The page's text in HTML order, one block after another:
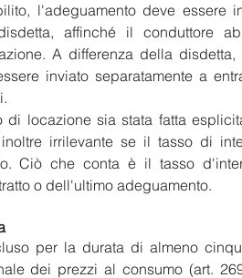
l'adeguamento deve essere
affinché il conduttore
A differenza della
inviato separatamente a
locazione sia stata fatta
irrilevante se il tasso di
Ciò che conta è il tasso
o dell'ultimo adeguamento.
per la durata di almeno
dei prezzi al consumo (art.